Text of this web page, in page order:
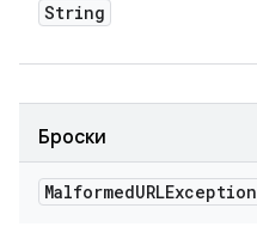
String
Броски
MalformedURLException